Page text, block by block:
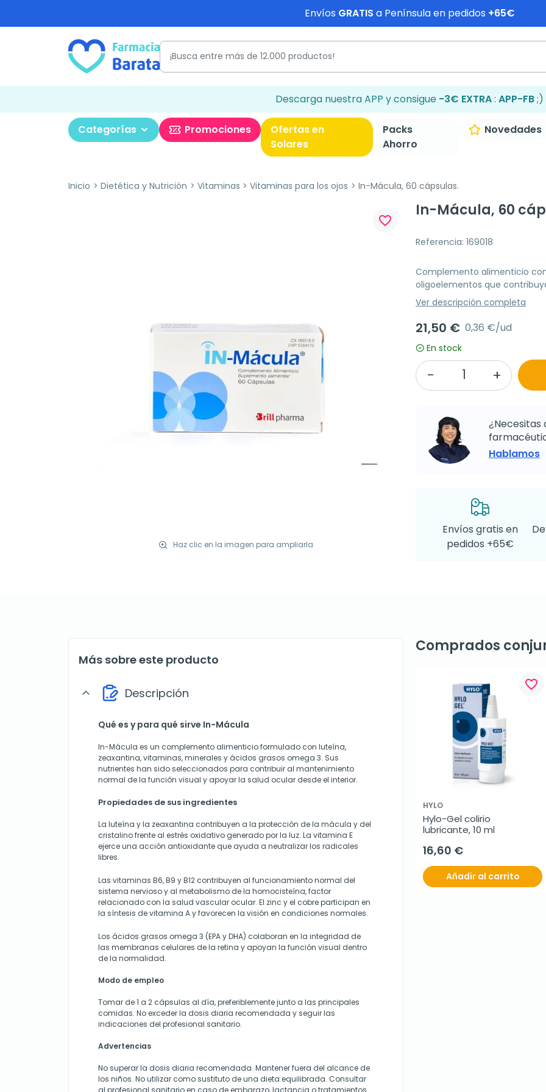
Envíos GRATIS a Península en pedidos +65€
Descarga nuestra APP y consigue -3€ EXTRA: APP-FB;)
Categorías Promociones
Ofertas en
Solares
Packs
Ahorro
Novedades
Inicio Dietética y Nutrición Vitaminas Vitaminas para los ojos In-Mácula, 60 cápsulas.
Haz clic en la imagen para ampliarla
favorite_border
In-Mácula, 60
Referencia: 169018
Complemento alimenticio
oligoelementos que
Ver descripción completa
21,50 € 0,36 €/ud
En stock
¿Necesitas
Hablamos
Envíos gratis en
pedidos +65€
Más sobre este producto
expand_more Descripción
Qué es y para qué sirve In-Mácula
In-Mácula es un complemento alimenticio formulado con luteína,
zeaxantina, vitaminas, minerales y ácidos grasos omega 3. Sus
nutrientes han sido seleccionados para contribuir al mantenimiento
normal de la función visual y apoyar la salud ocular desde el interior.
Propiedades de sus ingredientes
La luteína y la zeaxantina contribuyen a la protección de la mácula y del
cristalino frente al estrés oxidativo generado por la luz. La vitamina E
ejerce una acción antioxidante que ayuda a neutralizar los radicales
libres.
Las vitaminas B6, B9 y B12 contribuyen al funcionamiento normal del
sistema nervioso y al metabolismo de la homocisteína, factor
relacionado con la salud vascular ocular. El zinc y el cobre participan en
la síntesis de vitamina A y favorecen la visión en condiciones normales.
Los ácidos grasos omega 3 (EPA y DHA) colaboran en la integridad de
las membranas celulares de la retina y apoyan la función visual dentro
de la normalidad.
Modo de empleo
Tomar de 1 a 2 cápsulas al día, preferiblemente junto a las principales
comidas. No exceder la dosis diaria recomendada y seguir las
indicaciones del profesional sanitario.
Advertencias
No superar la dosis diaria recomendada. Mantener fuera del alcance de
los niños. No utilizar como sustituto de una dieta equilibrada. Consultar
al profesional sanitario en caso de embarazo, lactancia o tratamientos
Comprados
favorite_border
HYLO
Hylo-Gel colirio
lubricante, 10 ml
16,60 €
Añadir al carrito